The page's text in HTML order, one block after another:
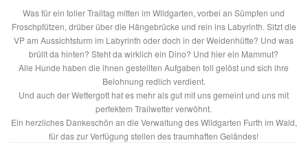
Was für ein toller Trailtag mitten im Wildgarten, vorbei an Sümpfen und
Froschpfützen, drüber über die Hängebrücke und rein ins Labyrinth. Sitzt die
VP am Aussichtsturm im Labyrinth oder doch in der Weidenhütte? Und was
brüllt da hinten? Steht da wirklich ein Dino? Und hier ein Mammut?
Alle Hunde haben die ihnen gestellten Aufgaben toll gelöst und sich ihre
Belohnung redlich verdient.
Und auch der Wettergott hat es mehr als gut mit uns gemeint und uns mit
perfektem Trailwetter verwöhnt.
Ein herzliches Dankeschön an die Verwaltung des Wildgarten Furth im Wald,
für das zur Verfügung stellen des traumhaften Geländes!